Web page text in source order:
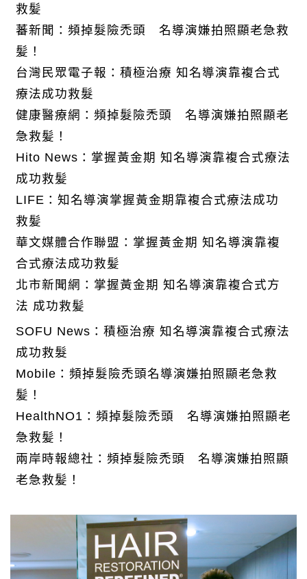
救髪
蕃新聞：頻掉髮險禿頭 名導演嫌拍照顯老急救
髪！
台灣民眾電子報：積極治療 知名導演靠複合式
療法成功救髮
健康醫療網：頻掉髮險禿頭 名導演嫌拍照顯老
急救髪！
Hito News：掌握黃金期 知名導演靠複合式療法
成功救髪
LIFE：知名導演掌握黃金期靠複合式療法成功
救髪
華文媒體合作聯盟：掌握黃金期 知名導演靠複
合式療法成功救髪
北市新聞網：掌握黃金期 知名導演靠複合式方
法 成功救髪
SOFU News：積極治療 知名導演靠複合式療法
成功救髮
Mobile：頻掉髮險禿頭名導演嫌拍照顯老急救
髪！
HealthNO1：頻掉髮險禿頭 名導演嫌拍照顯老
急救髪！
兩岸時報總社：頻掉髮險禿頭 名導演嫌拍照顯
老急救髪！